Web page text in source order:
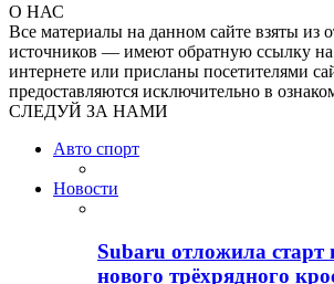
О НАС
Все материалы на данном сайте взяты из
источников — имеют обратную ссылку на
интернете или присланы посетителями
предоставляются исключительно в
СЛЕДУЙ ЗА НАМИ
Авто спорт
Новости
Subaru отложила старт
нового трёхрядного